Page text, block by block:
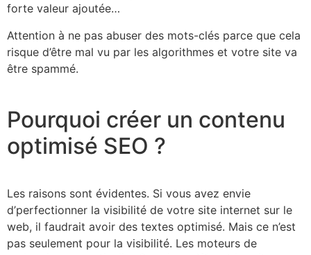
forte valeur ajoutée…
Attention à ne pas abuser des mots-clés parce que cela
risque d’être mal vu par les algorithmes et votre site va
être spammé.
Pourquoi créer un contenu
optimisé SEO ?
Les raisons sont évidentes. Si vous avez envie
d’perfectionner la visibilité de votre site internet sur le
web, il faudrait avoir des textes optimisé. Mais ce n’est
pas seulement pour la visibilité. Les moteurs de